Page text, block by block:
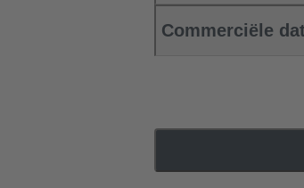
Commerciële